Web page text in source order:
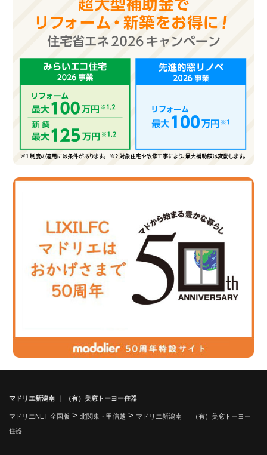
マドリエ新潟南 ｜ （有）美窓トーヨー住器
マドリエNET 全国版 > 北関東・甲信越 > マドリエ新潟南 ｜ （有）美窓トーヨー
住器